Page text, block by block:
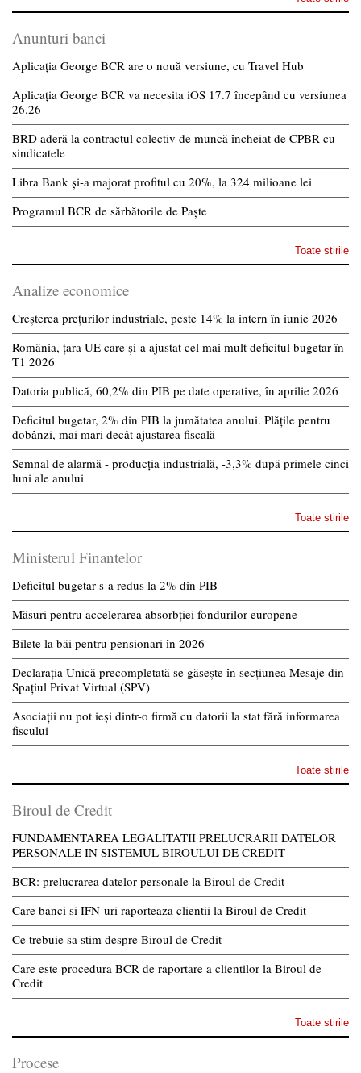
Anunturi banci
Aplicația George BCR are o nouă versiune, cu Travel Hub
Aplicația George BCR va necesita iOS 17.7 începând cu versiunea
26.26
BRD aderă la contractul colectiv de muncă încheiat de CPBR cu
sindicatele
Libra Bank și-a majorat profitul cu 20%, la 324 milioane lei
Programul BCR de sărbătorile de Paște
Toate stirile
Analize economice
Creșterea prețurilor industriale, peste 14% la intern în iunie 2026
România, țara UE care și-a ajustat cel mai mult deficitul bugetar în
T1 2026
Datoria publică, 60,2% din PIB pe date operative, în aprilie 2026
Deficitul bugetar, 2% din PIB la jumătatea anului. Plățile pentru
dobânzi, mai mari decât ajustarea fiscală
Semnal de alarmă - producția industrială, -3,3% după primele cinci
luni ale anului
Toate stirile
Ministerul Finantelor
Deficitul bugetar s-a redus la 2% din PIB
Măsuri pentru accelerarea absorbției fondurilor europene
Bilete la băi pentru pensionari în 2026
Declarația Unică precompletată se găsește în secțiunea Mesaje din
Spațiul Privat Virtual (SPV)
Asociații nu pot ieși dintr-o firmă cu datorii la stat fără informarea
fiscului
Toate stirile
Biroul de Credit
FUNDAMENTAREA LEGALITATII PRELUCRARII DATELOR
PERSONALE IN SISTEMUL BIROULUI DE CREDIT
BCR: prelucrarea datelor personale la Biroul de Credit
Care banci si IFN-uri raporteaza clientii la Biroul de Credit
Ce trebuie sa stim despre Biroul de Credit
Care este procedura BCR de raportare a clientilor la Biroul de
Credit
Toate stirile
Procese